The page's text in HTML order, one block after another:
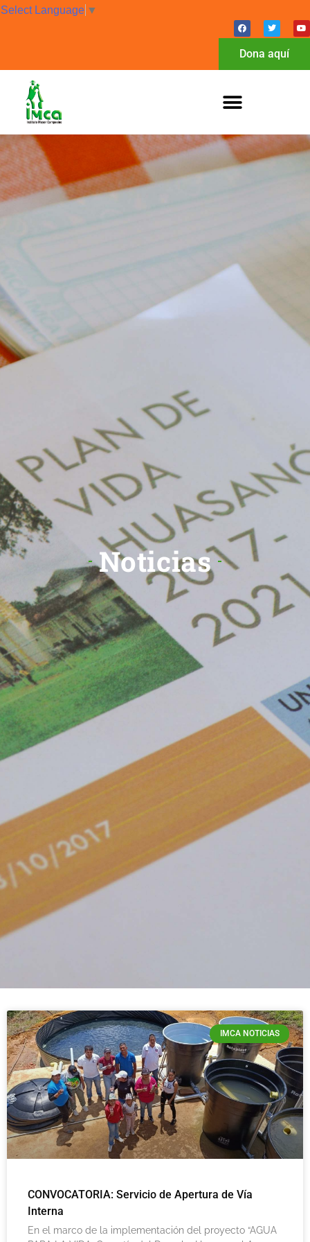
Select Language ▼
Dona aquí
Noticias
IMCA NOTICIAS
CONVOCATORIA: Servicio de Apertura de Vía
Interna
En el marco de la implementación del proyecto “AGUA